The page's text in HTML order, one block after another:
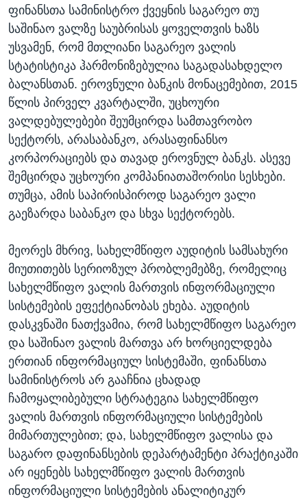
ფინანსთა სამინისტრო ქვეყნის საგარეო თუ
საშინაო ვალზე საუბრისას ყოველთვის ხაზს
უსვამენ, რომ მთლიანი საგარეო ვალის
სტატისტიკა ჰარმონიზებულია საგადასახდელო
ბალანსთან. ეროვნული ბანკის მონაცემებით, 2015
წლის პირველ კვარტალში, უცხოური
ვალდებულებები შეუმცირდა სამთავრობო
სექტორს, არასაბანკო, არასაფინანსო
კორპორაციებს და თავად ეროვნულ ბანკს. ასევე
შემცირდა უცხოური კომპანიათაშორისი სესხები.
თუმცა, ამის საპირისპიროდ საგარეო ვალი
გაეზარდა საბანკო და სხვა სექტორებს.
მეორეს მხრივ, სახელმწიფო აუდიტის სამსახური
მიუთითებს სერიოზულ პრობლემებზე, რომელიც
სახელმწიფო ვალის მართვის ინფორმაციული
სისტემების ეფექტიანობას ეხება. აუდიტის
დასკვნაში ნათქვამია, რომ სახელმწიფო საგარეო
და საშინაო ვალის მართვა არ ხორციელდება
ერთიან ინფორმაციულ სისტემაში, ფინანსთა
სამინისტროს არ გააჩნია ცხადად
ჩამოყალიბებული სტრატეგია სახელმწიფო
ვალის მართვის ინფორმაციული სისტემების
მიმართულებით; და, სახელმწიფო ვალისა და
საგარო დაფინანსების დეპარტამენტი პრაქტიკაში
არ იყენებს სახელმწიფო ვალის მართვის
ინფორმაციული სისტემების ანალიტიკურ